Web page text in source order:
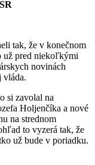
tak, že v konečnom
už pred niekoľkými
novinách
vláda.
si zavolal na
Holjenčíka a nové
na strednom
to vyzerá tak, že
už bude v poriadku.